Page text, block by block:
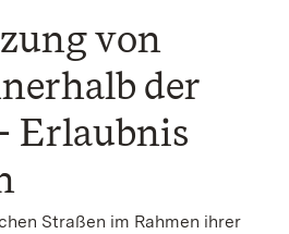
von
der
Erlaubnis
Straßen im Rahmen ihrer